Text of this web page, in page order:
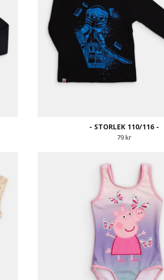
- STORLEK 110/116 -
79 kr